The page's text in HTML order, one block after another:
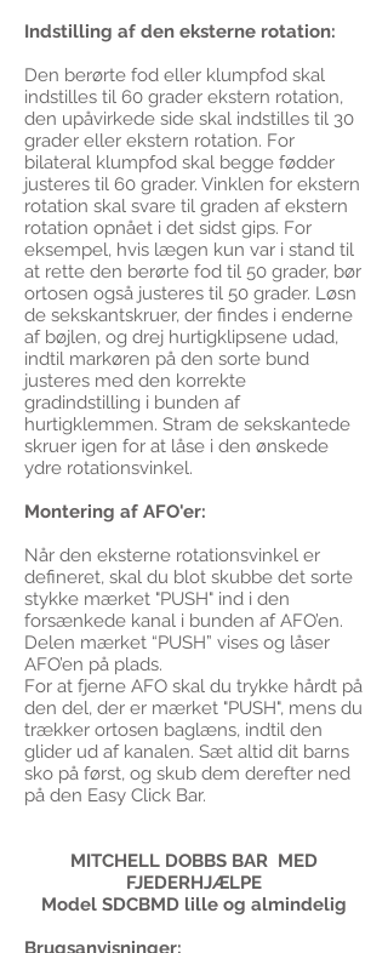
Indstilling af den eksterne rotation:
Den berørte fod eller klumpfod skal
indstilles til 60 grader ekstern rotation,
den upåvirkede side skal indstilles til 30
grader eller ekstern rotation. For
bilateral klumpfod skal begge fødder
justeres til 60 grader. Vinklen for ekstern
rotation skal svare til graden af ​​ekstern
rotation opnået i det sidst gips. For
eksempel, hvis lægen kun var i stand til
at rette den berørte fod til 50 grader, bør
ortosen også justeres til 50 grader. Løsn
de sekskantskruer, der findes i enderne
af bøjlen, og drej hurtigklipsene udad,
indtil markøren på den sorte bund
justeres med den korrekte
gradindstilling i bunden af ​​
hurtigklemmen. Stram de sekskantede
skruer igen for at låse i den ønskede
ydre rotationsvinkel.
Montering af AFO'er:
Når den eksterne rotationsvinkel er
defineret, skal du blot skubbe det sorte
stykke mærket "PUSH" ind i den
forsænkede kanal i bunden af ​​AFO’en.
Delen mærket “PUSH” vises og låser
AFO’en på plads.
For at fjerne AFO skal du trykke hårdt på
den del, der er mærket "PUSH", mens du
trækker ortosen baglæns, indtil den
glider ud af kanalen. Sæt altid dit barns
sko på først, og skub dem derefter ned
på den Easy Click Bar.
MITCHELL DOBBS BAR MED
FJEDERHJÆLPE
Model SDCBMD lille og almindelig
Brugsanvisninger: